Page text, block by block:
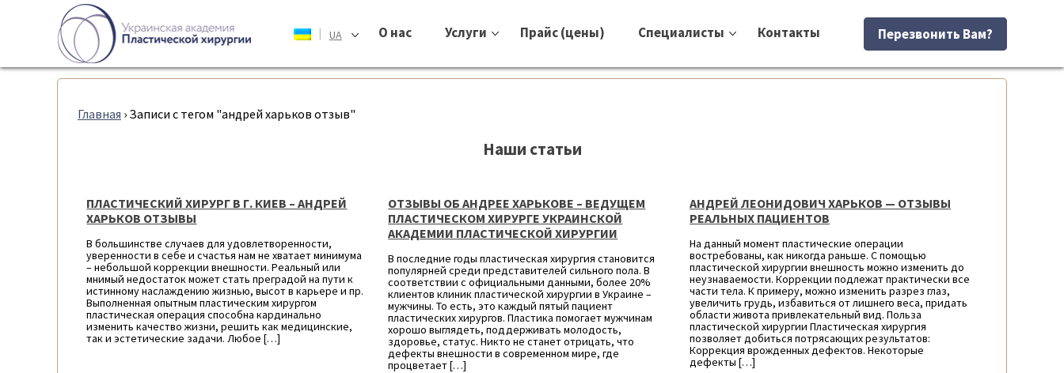
Перезвонить Вам?
| UA О нас Услуги Прайс (цены) Специалисты Контакты
Главная › Записи с тегом "андрей харьков отзыв"
Наши статьи
ПЛАСТИЧЕСКИЙ ХИРУРГ В Г. КИЕВ – АНДРЕЙ
ХАРЬКОВ ОТЗЫВЫ
В большинстве случаев для удовлетворенности,
уверенности в себе и счастья нам не хватает минимума
– небольшой коррекции внешности. Реальный или
мнимый недостаток может стать преградой на пути к
истинному наслаждению жизнью, высот в карьере и пр.
Выполненная опытным пластическим хирургом
пластическая операция способна кардинально
изменить качество жизни, решить как медицинские,
так и эстетические задачи. Любое […]
ОТЗЫВЫ ОБ АНДРЕЕ ХАРЬКОВЕ – ВЕДУЩЕМ
ПЛАСТИЧЕСКОМ ХИРУРГЕ УКРАИНСКОЙ
АКАДЕМИИ ПЛАСТИЧЕСКОЙ ХИРУРГИИ
В последние годы пластическая хирургия становится
популярней среди представителей сильного пола. В
соответствии с официальными данными, более 20%
клиентов клиник пластической хирургии в Украине –
мужчины. То есть, это каждый пятый пациент
пластических хирургов. Пластика помогает мужчинам
хорошо выглядеть, поддерживать молодость,
здоровье, статус. Никто не станет отрицать, что
дефекты внешности в современном мире, где
процветает […]
АНДРЕЙ ЛЕОНИДОВИЧ ХАРЬКОВ — ОТЗЫВЫ
РЕАЛЬНЫХ ПАЦИЕНТОВ
На данный момент пластические операции
востребованы, как никогда раньше. С помощью
пластической хирургии внешность можно изменить до
неузнаваемости. Коррекции подлежат практически все
части тела. К примеру, можно изменить разрез глаз,
увеличить грудь, избавиться от лишнего веса, придать
области живота привлекательный вид. Польза
пластической хирургии Пластическая хирургия
позволяет добиться потрясающих результатов:
Коррекция врожденных дефектов. Некоторые
дефекты […]